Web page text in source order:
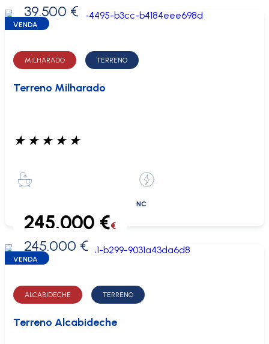
0 €
39.500 €
VENDA
MILHARADO TERRENO
Terreno Milharado
★ ★ ★ ★ ★
NC
0 €
245.000 €€
245.000 €
VENDA
ALCABIDECHE TERRENO
Terreno Alcabideche